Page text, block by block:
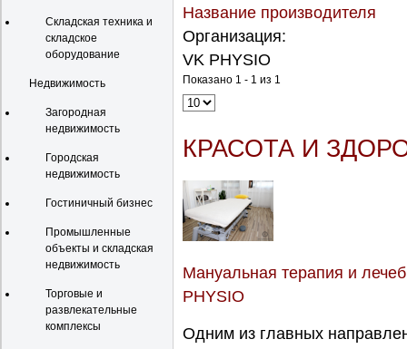
Складская техника и
складское
оборудование
Недвижимость
Загородная
недвижимость
Городская
недвижимость
Гостиничный бизнес
Промышленные
объекты и складская
недвижимость
Торговые и
развлекательные
комплексы
Название производителя
Организация:
VK PHYSIO
Показано 1 - 1 из 1
КРАСОТА И
Мануальная терапия и
PHYSIO
Одним из главных